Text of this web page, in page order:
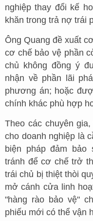
nghiệp thay đổi kế
khăn trong trả nợ trái
Ông Quang đề xuất
cơ chế bảo vệ phần
chủ không đồng ý
nhận về phần lãi
phương án; hoặc
chính khác phù hợp
Theo các chuyên
cho doanh nghiệp là
biện pháp đảm bảo
tránh để cơ chế trở
trái chủ bị thiệt thòi
mở cánh cửa linh
"hàng rào bảo vệ"
phiếu mới có thể vận